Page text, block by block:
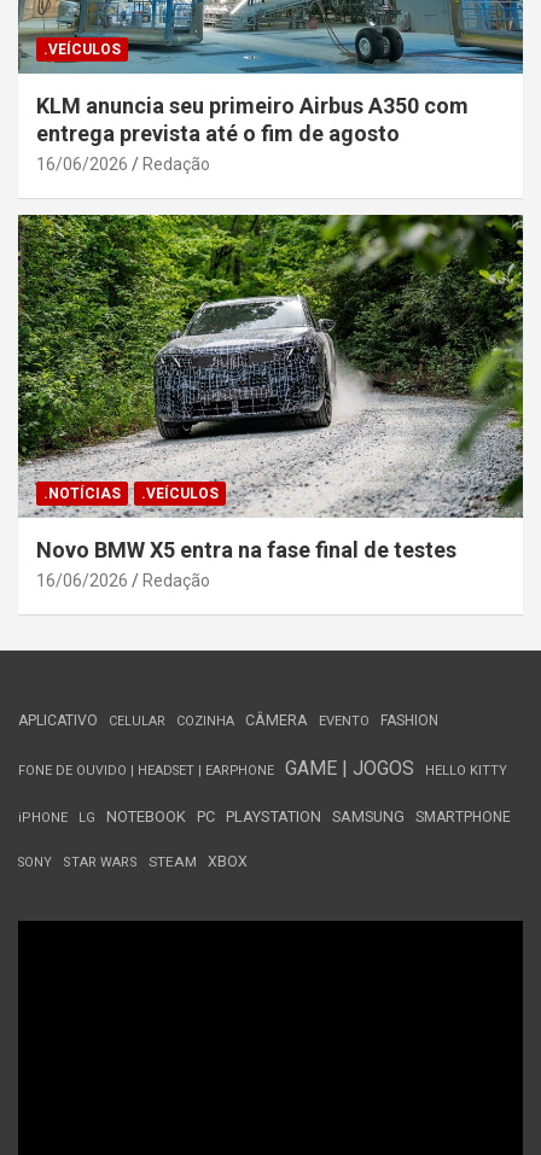
.VEÍCULOS
KLM anuncia seu primeiro Airbus A350 com
entrega prevista até o fim de agosto
16/06/2026 Redação
.NOTÍCIAS .VEÍCULOS
Novo BMW X5 entra na fase final de testes
16/06/2026 Redação
APLICATIVO CELULAR COZINHA CÂMERA EVENTO FASHION
FONE DE OUVIDO | HEADSET | EARPHONE GAME | JOGOS HELLO KITTY
iPHONE LG NOTEBOOK PC PLAYSTATION SAMSUNG SMARTPHONE
SONY STAR WARS STEAM XBOX